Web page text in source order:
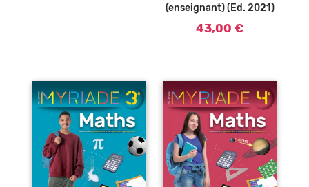
(enseignant) (Ed. 2021)
43,00 €